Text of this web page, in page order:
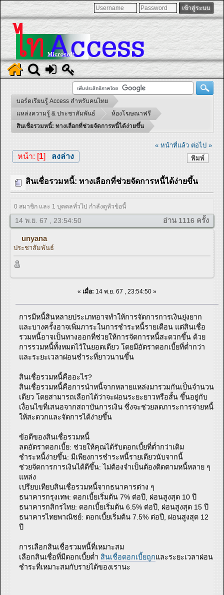
บอร์ดเรียนรู้ Access สำหรับคนไทย
แหล่งความรู้ & ประชาสัมพันธ์
ห้องโฆษณาฟรี
สินเชื่อรวมหนี้: ทางเลือกที่ช่วยจัดการหนี้ได้ง่ายขึ้น
« หน้าที่แล้ว ต่อไป »
พิมพ์
หน้า: [1] ลงล่าง
สินเชื่อรวมหนี้: ทางเลือกที่ช่วยจัดการหนี้ได้ง่ายขึ้น
0 สมาชิก และ 1 บุคคลทั่วไป กำลังดูหัวข้อนี้
14 พ.ย. 67 , 23:54:50 อ่าน 1116 ครั้ง
unyana
ประชาสัมพันธ์
« เมื่อ: 14 พ.ย. 67 , 23:54:50 »
การมีหนี้สินหลายประเภทอาจทำให้การจัดการการเงินยุ่งยาก
และบางครั้งอาจเพิ่มภาระในการชำระหนี้รายเดือน แต่สินเชื่อ
รวมหนี้อาจเป็นทางออกที่ช่วยให้การจัดการหนี้สะดวกขึ้น ด้วย
การรวมหนี้ทั้งหมดไว้ในยอดเดียว โดยมีอัตราดอกเบี้ยที่ต่ำกว่า
และระยะเวลาผ่อนชำระที่ยาวนานขึ้น
สินเชื่อรวมหนี้คืออะไร?
สินเชื่อรวมหนี้คือการนำหนี้จากหลายแหล่งมารวมกันเป็นจำนวน
เดียว โดยสามารถเลือกได้ว่าจะผ่อนระยะยาวหรือสั้น ขึ้นอยู่กับ
เงื่อนไขที่เสนอจากสถาบันการเงิน ซึ่งจะช่วยลดภาระการจ่ายหนี้
ให้สะดวกและจัดการได้ง่ายขึ้น
ข้อดีของสินเชื่อรวมหนี้
ลดอัตราดอกเบี้ย: ช่วยให้คุณได้รับดอกเบี้ยที่ต่ำกว่าเดิม
ชำระหนี้ง่ายขึ้น: มีเพียงการชำระหนี้รายเดียวนับจากนี้
ช่วยจัดการการเงินได้ดีขึ้น: ไม่ต้องจำเป็นต้องติดตามหนี้หลาย ๆ
แหล่ง
เปรียบเทียบสินเชื่อรวมหนี้จากธนาคารต่าง ๆ
ธนาคารกรุงเทพ: ดอกเบี้ยเริ่มต้น 7% ต่อปี, ผ่อนสูงสุด 10 ปี
ธนาคารกสิกรไทย: ดอกเบี้ยเริ่มต้น 6.5% ต่อปี, ผ่อนสูงสุด 15 ปี
ธนาคารไทยพาณิชย์: ดอกเบี้ยเริ่มต้น 7.5% ต่อปี, ผ่อนสูงสุด 12
ปี
การเลือกสินเชื่อรวมหนี้ที่เหมาะสม
เลือกสินเชื่อที่มีดอกเบี้ยต่ำ สินเชื่อดอกเบี้ยถูกและระยะเวลาผ่อน
ชำระที่เหมาะสมกับรายได้ของเรานะ